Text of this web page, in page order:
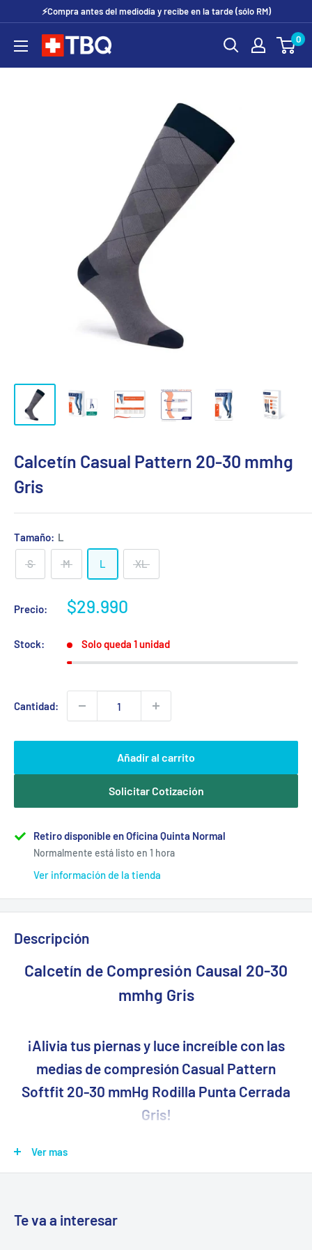
contenido
⚡Compra antes del mediodía y recibe en la tarde (sólo RM)
tubotiquin.cl 0
Calcetín Casual Pattern 20-30 mmhg
Gris
Tamaño: L
S M L XL
Precio:
Precio
venta
$29.990
Stock: Solo queda 1 unidad
Cantidad:
Añadir al carrito
Solicitar Cotización
Retiro disponible en Oficina Quinta Normal
Normalmente está listo en 1 hora
Ver información de la tienda
Descripción
Calcetín de Compresión Causal 20-30
mmhg Gris
¡Alivia tus piernas y luce increíble con las
medias de compresión Casual Pattern
Softfit 20-30 mmHg Rodilla Punta Cerrada
Gris!
¿Sientes cansancio, pesadez o dolor en tus piernas? ¿Las
perfecta para ti.
Ver mas
Te va a interesar